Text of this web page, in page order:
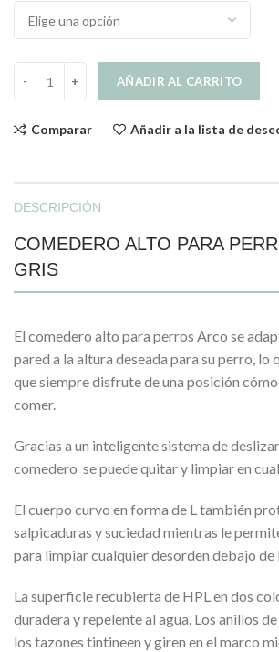
AÑADIR AL CARRITO
Comparar Añadir a la lista de
DESCRIPCIÓN
COMEDERO ALTO PARA
GRIS
El comedero alto para perros Arco se
pared a la altura deseada para su perro, lo
que siempre disfrute de una posición
comer.
Gracias a un inteligente sistema de
comedero se puede quitar y limpiar en
El cuerpo curvo en forma de L también
salpicaduras y suciedad mientras le
para limpiar cualquier desorden debajo de
La superficie recubierta de HPL en dos
duradera y repelente al agua. Los anillos
los tazones tintineen y giren en el marco